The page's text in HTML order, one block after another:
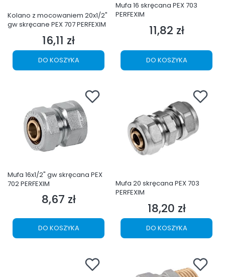
Kolano z mocowaniem 20x1/2"
gw skręcane PEX 707 PERFEXIM
Cena
16,11 zł
DO KOSZYKA
Mufa 16 skręcana PEX 703
PERFEXIM
Cena
11,82 zł
DO KOSZYKA
Mufa 16x1/2" gw skręcana PEX
702 PERFEXIM
Cena
8,67 zł
DO KOSZYKA
Mufa 20 skręcana PEX 703
PERFEXIM
Cena
18,20 zł
DO KOSZYKA